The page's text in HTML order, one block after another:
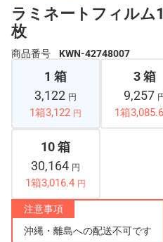
ラミネートフィル
枚
商品番号 KWN-42748007
1 箱
3,122 円
1箱3,122 円
3 箱
9,257
1箱3,085.6
10 箱
30,164 円
1箱3,016.4 円
注意事項
沖縄・離島への配送不可です